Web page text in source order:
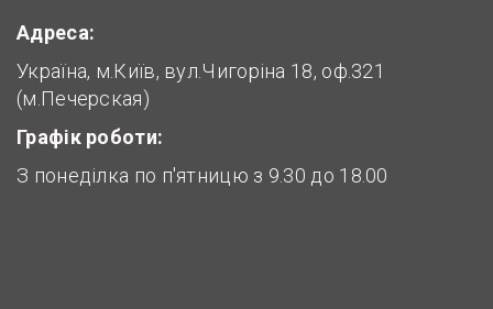
Адреса:
Україна, м.Київ, вул.Чигоріна 18, оф.321
(м.Печерская)
Графік роботи:
З понеділка по п'ятницю з 9.30 до 18.00